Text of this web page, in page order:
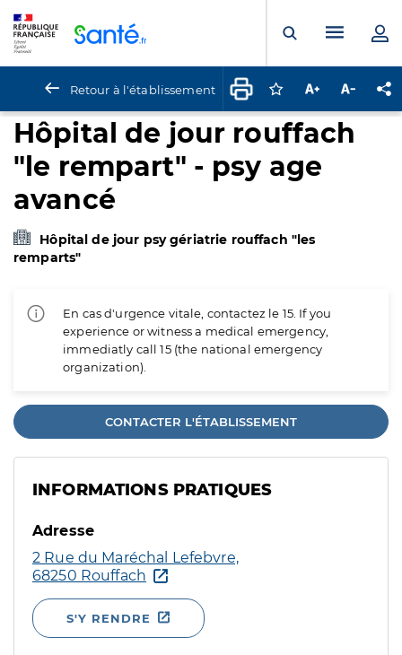
Ouvrir laMenu
Retour à l'établissement Connectez-vous
Augmenter la
Hôpital de jour rouffach
"le rempart" - psy age
avancé
Hôpital de jour psy gériatrie rouffach "les
remparts"
En cas d'urgence vitale, contactez le 15. If you
experience or witness a medical emergency,
immediatly call 15 (the national emergency
organization).
CONTACTER L'ÉTABLISSEMENT
INFORMATIONS PRATIQUES
Adresse
2 Rue du Maréchal Lefebvre,
68250 Rouffach
S'Y RENDRE